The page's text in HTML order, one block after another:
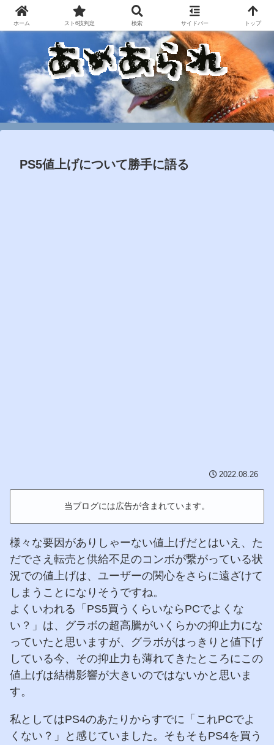
PS5値上げについて勝手に語る
2022.08.26
当ブログには広告が含まれています。
様々な要因がありしゃーない値上げだとはいえ、た
だでさえ転売と供給不足のコンボが繋がっている状
況での値上げは、ユーザーの関心をさらに遠ざけて
しまうことになりそうですね。
よくいわれる「PS5買うくらいならPCでよくな
い？」は、グラボの超高騰がいくらかの抑止力にな
っていたと思いますが、グラボがはっきりと値下げ
している今、その抑止力も薄れてきたところにこの
値上げは結構影響が大きいのではないかと思いま
す。
私としてはPS4のあたりからすでに「これPCでよ
くない？」と感じていました。そもそもPS4を買う
ホーム スト6技判定 検索 サイドバー トップ